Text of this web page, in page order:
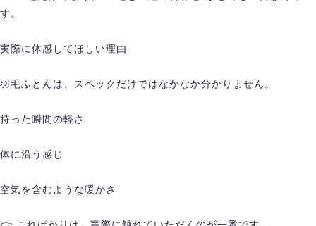
す。
実際に体感してほしい理由
羽毛ふとんは、スペックだけではなかなか分かりません。
持った瞬間の軽さ
体に沿う感じ
空気を含むような暖かさ